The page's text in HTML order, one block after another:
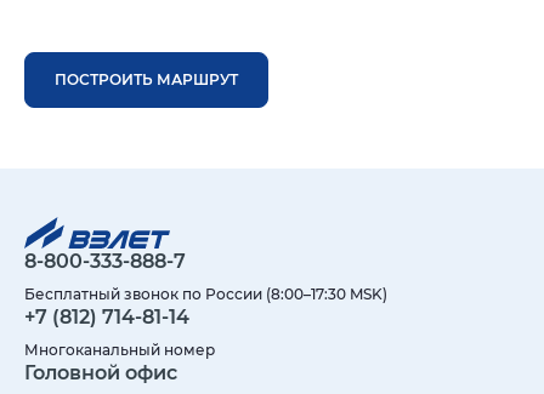
ПОСТРОИТЬ МАРШРУТ
8-800-333-888-7
Бесплатный звонок по России (8:00–17:30 MSK)
+7 (812) 714-81-14
Многоканальный номер
Головной офис